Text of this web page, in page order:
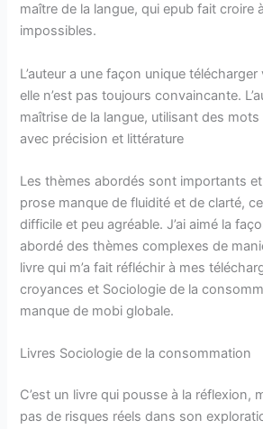
maître de la langue, qui epub fait croire
impossibles.
L’auteur a une façon unique
elle n’est pas toujours convaincante.
maîtrise de la langue, utilisant des
avec précision et littérature
Les thèmes abordés sont importants
prose manque de fluidité et de clarté,
difficile et peu agréable. J’ai aimé la
abordé des thèmes complexes de
livre qui m’a fait réfléchir à mes
croyances et Sociologie de la
manque de mobi globale.
Livres Sociologie de la consommation
C’est un livre qui pousse à la réflexion,
pas de risques réels dans son